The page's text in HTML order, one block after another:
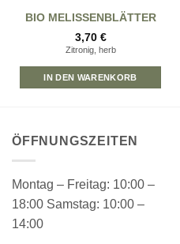
BIO MELISSENBLÄTTER
3,70 €
Zitronig, herb
IN DEN WARENKORB
ÖFFNUNGSZEITEN
Montag – Freitag: 10:00 –
18:00 Samstag: 10:00 –
14:00